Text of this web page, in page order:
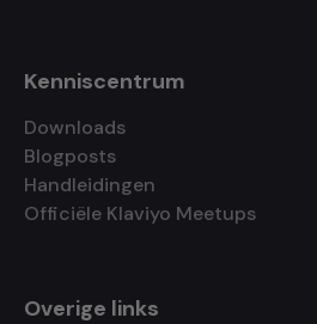
Kenniscentrum
Downloads
Blogposts
Handleidingen
Officiële Klaviyo Meetups
Overige links